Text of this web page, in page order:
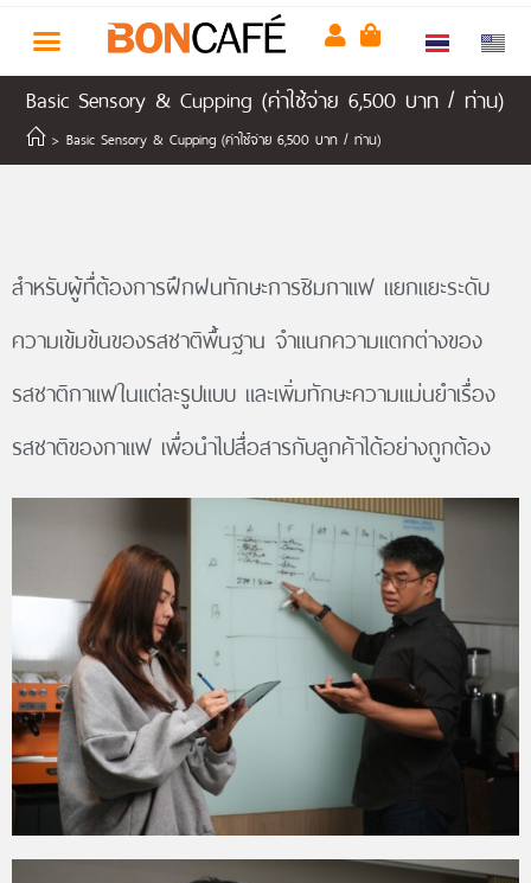
Basic Sensory & Cupping (ค่าใช้จ่าย 6,500 บาท / ท่าน)
> Basic Sensory & Cupping (ค่าใช้จ่าย 6,500 บาท / ท่าน)
สำหรับผู้ทื่ต้องการฝึกฝนทักษะการชิมกาแฟ แยกแยะระดับ
ความเข้มข้นของรสชาติพื้นฐาน จำแนกความแตกต่างของ
รสชาติกาแฟในแต่ละรูปแบบ และเพิ่มทักษะความแม่นยำเรื่อง
รสชาติของกาแฟ เพื่อนำไปสื่อสารกับลูกค้าได้อย่างถูกต้อง